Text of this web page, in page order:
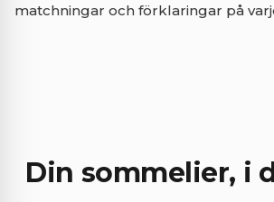
matchningar och förklaringar på
Din sommelier, i